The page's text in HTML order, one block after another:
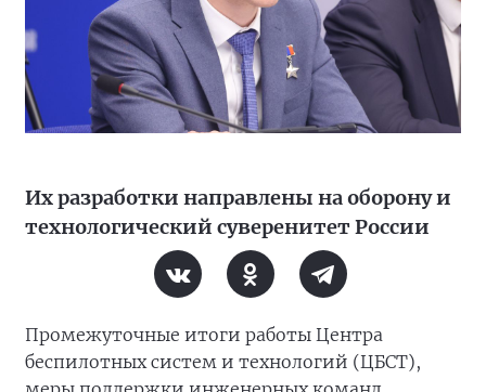
Их разработки направлены на оборону и
технологический суверенитет России
Промежуточные итоги работы Центра
беспилотных систем и технологий (ЦБСТ),